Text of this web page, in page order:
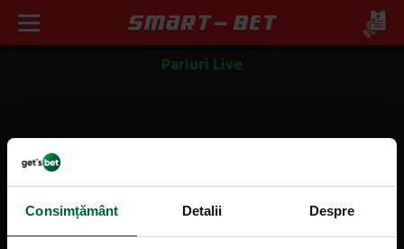
Consimțământ Detalii Despre
Pariuri Live